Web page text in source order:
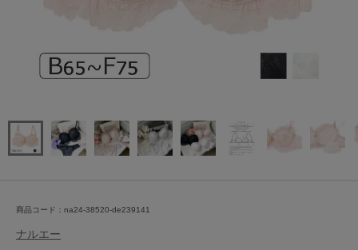
商品コード：na24-38520-de239141
ナルエー